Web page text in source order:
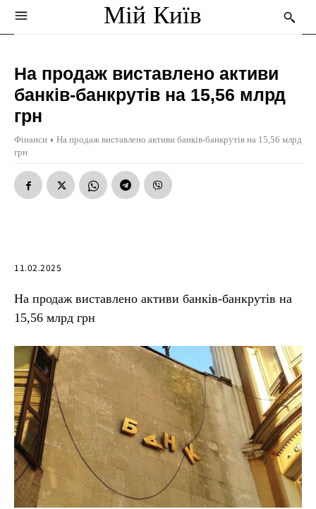
Мій Київ
На продаж виставлено активи
банків-банкрутів на 15,56 млрд
грн
Фінанси
На продаж виставлено активи банків-банкрутів на 15,56 млрд
грн
11.02.2025
На продаж виставлено активи банків-банкрутів на
15,56 млрд грн